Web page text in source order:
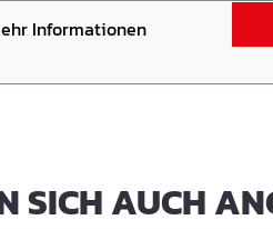
Informationen
SICH AUCH